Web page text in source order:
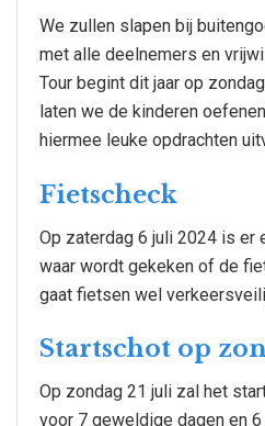
We zullen slapen bij
met alle deelnemers en
Tour begint dit jaar op
laten we de kinderen
hiermee leuke opdrachten
Fietscheck
Op zaterdag 6 juli 2024 is er
waar wordt gekeken of de
gaat fietsen wel
Startschot op
Op zondag 21 juli zal het
voor 7 geweldige dagen en